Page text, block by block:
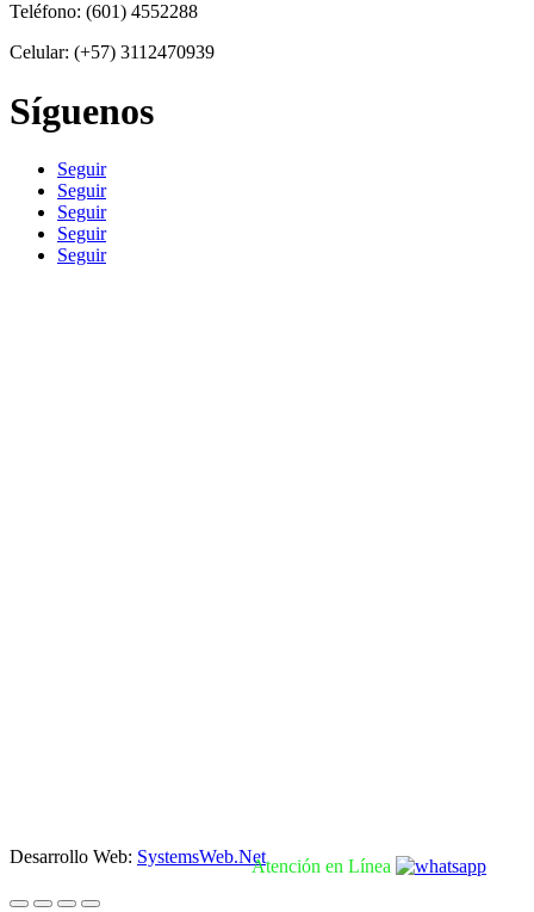
Teléfono: (601) 4552288
Celular: (+57) 3112470939
Síguenos
Seguir
Seguir
Seguir
Seguir
Seguir
Desarrollo Web: SystemsWeb.NetAtención en Línea